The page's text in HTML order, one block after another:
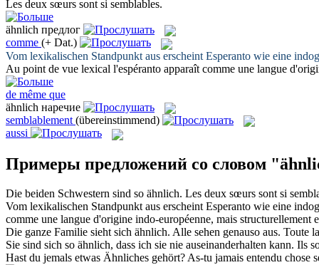
Les deux sœurs sont si semblables.
ähnlich предлог
comme (+ Dat.)
Vom lexikalischen Standpunkt aus erscheint Esperanto wie eine
Au point de vue lexical l'espéranto apparaît comme une langue
de même que
ähnlich наречие
semblablement (übereinstimmend)
aussi
Примеры предложений со словом
Die beiden Schwestern sind so ähnlich. Les deux sœurs sont si
Vom lexikalischen Standpunkt aus erscheint Esperanto wie eine
comme une langue d'origine indo-européenne, mais structurellement
Die ganze Familie sieht sich ähnlich. Alle sehen genauso aus. Toute
Sie sind sich so ähnlich, dass ich sie nie auseinanderhalten kann. Ils
Hast du jemals etwas Ähnliches gehört?As-tu jamais entendu chose